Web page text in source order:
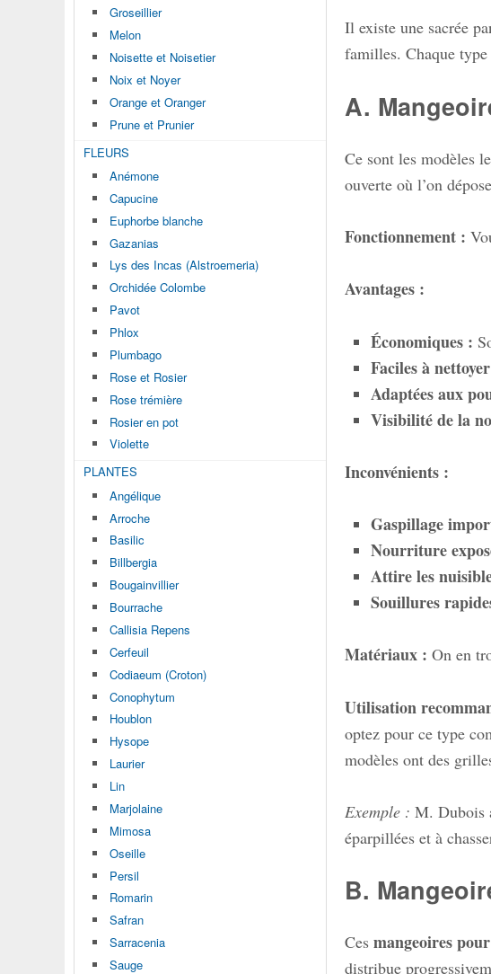
Il existe une sacrée
familles. Chaque type
A.
Ce sont les modèles
ouverte où l’on
Fonctionnement :
Avantages :
Économiques :
Faciles à
Adaptées aux
Visibilité de la
Inconvénients :
Gaspillage
Nourriture
Attire les
Souillures
Matériaux : On en
Utilisation
optez pour ce type
modèles ont des
Exemple : M. Dubois
éparpillées et à
B.
Ces mangeoires
distribue
Groseillier
Melon
Noisette et Noisetier
Noix et Noyer
Orange et Oranger
Prune et Prunier
FLEURS
Anémone
Capucine
Euphorbe blanche
Gazanias
Lys des Incas (Alstroemeria)
Orchidée Colombe
Pavot
Phlox
Plumbago
Rose et Rosier
Rose trémière
Rosier en pot
Violette
PLANTES
Angélique
Arroche
Basilic
Billbergia
Bougainvillier
Bourrache
Callisia Repens
Cerfeuil
Codiaeum (Croton)
Conophytum
Houblon
Hysope
Laurier
Lin
Marjolaine
Mimosa
Oseille
Persil
Romarin
Safran
Sarracenia
Sauge